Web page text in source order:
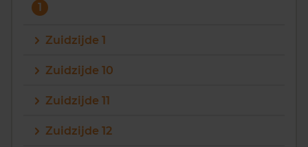
1
Zuidzijde 1
Zuidzijde 10
Zuidzijde 11
Zuidzijde 12